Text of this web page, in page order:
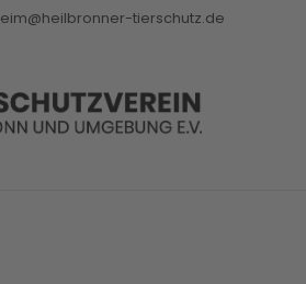
tierschutz.de